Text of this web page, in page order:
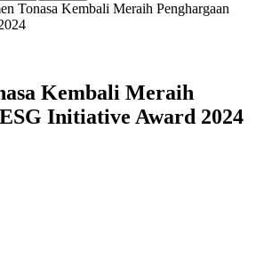
Tonasa Kembali Meraih Penghargaan
Kembali Meraih
Initiative Award 2024